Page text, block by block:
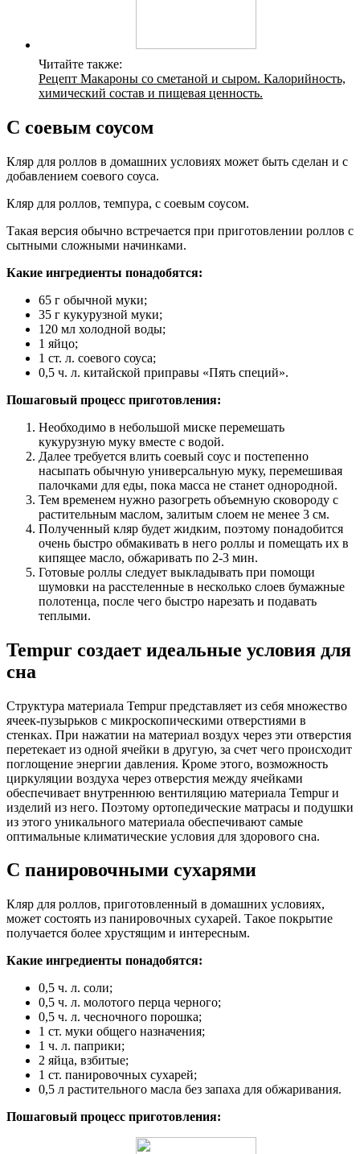
Читайте также:
Рецепт Макароны со сметаной и сыром. Калорийность,
химический состав и пищевая ценность.
С соевым соусом
Кляр для роллов в домашних условиях может быть сделан и с
добавлением соевого соуса.
Кляр для роллов, темпура, с соевым соусом.
Такая версия обычно встречается при приготовлении роллов с
сытными сложными начинками.
Какие ингредиенты понадобятся:
65 г обычной муки;
35 г кукурузной муки;
120 мл холодной воды;
1 яйцо;
1 ст. л. соевого соуса;
0,5 ч. л. китайской приправы «Пять специй».
Пошаговый процесс приготовления:
Необходимо в небольшой миске перемешать
кукурузную муку вместе с водой.
Далее требуется влить соевый соус и постепенно
насыпать обычную универсальную муку, перемешивая
палочками для еды, пока масса не станет однородной.
Тем временем нужно разогреть объемную сковороду с
растительным маслом, залитым слоем не менее 3 см.
Полученный кляр будет жидким, поэтому понадобится
очень быстро обмакивать в него роллы и помещать их в
кипящее масло, обжаривать по 2-3 мин.
Готовые роллы следует выкладывать при помощи
шумовки на расстеленные в несколько слоев бумажные
полотенца, после чего быстро нарезать и подавать
теплыми.
Tempur создает идеальные условия для
сна
Структура материала Tempur представляет из себя множество
ячеек-пузырьков с микроскопическими отверстиями в
стенках. При нажатии на материал воздух через эти отверстия
перетекает из одной ячейки в другую, за счет чего происходит
поглощение энергии давления. Кроме этого, возможность
циркуляции воздуха через отверстия между ячейками
обеспечивает внутреннюю вентиляцию материала Tempur и
изделий из него. Поэтому ортопедические матрасы и подушки
из этого уникального материала обеспечивают самые
оптимальные климатические условия для здорового сна.
С панировочными сухарями
Кляр для роллов, приготовленный в домашних условиях,
может состоять из панировочных сухарей. Такое покрытие
получается более хрустящим и интересным.
Какие ингредиенты понадобятся:
0,5 ч. л. соли;
0,5 ч. л. молотого перца черного;
0,5 ч. л. чесночного порошка;
1 ст. муки общего назначения;
1 ч. л. паприки;
2 яйца, взбитые;
1 ст. панировочных сухарей;
0,5 л растительного масла без запаха для обжаривания.
Пошаговый процесс приготовления: